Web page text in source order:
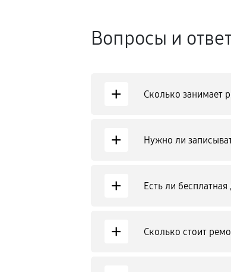
Вопросы и
+ Сколько занимает
+ Нужно ли
+ Есть ли бесплатная
+ Сколько стоит